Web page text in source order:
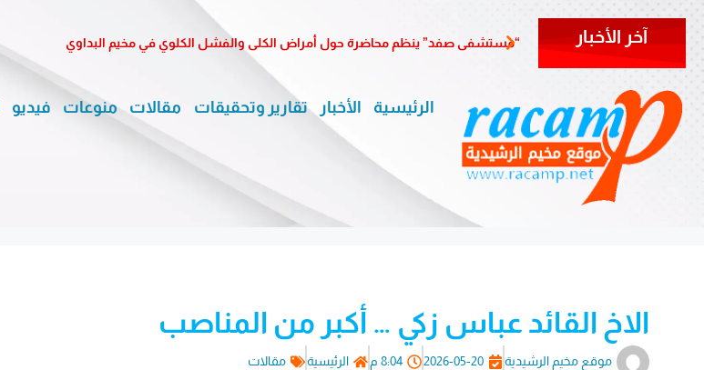
آخر الأخبار “مستشفى صفد” ينظم محاضرة حول أمراض الكلى والفشل الكلوي في مخيم البداوي
الرئيسية الأخبار تقارير وتحقيقات مقالات منوعات فيديو
الاخ القائد عباس زكي … أكبر من المناصب
موقع مخيم الرشيدية 2026-05-20 8:04 م الرئيسية مقالات